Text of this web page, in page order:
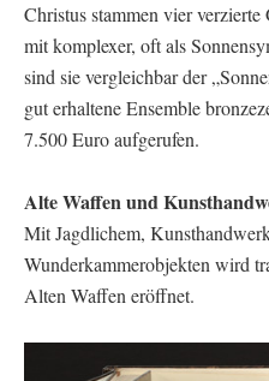
Christus stammen vier
mit komplexer, oft als
sind sie vergleichbar der
gut erhaltene Ensemble
7.500 Euro aufgerufen.
Alte Waffen und
Mit Jagdlichem,
Wunderkammerobjekten wird
Alten Waffen eröffnet.